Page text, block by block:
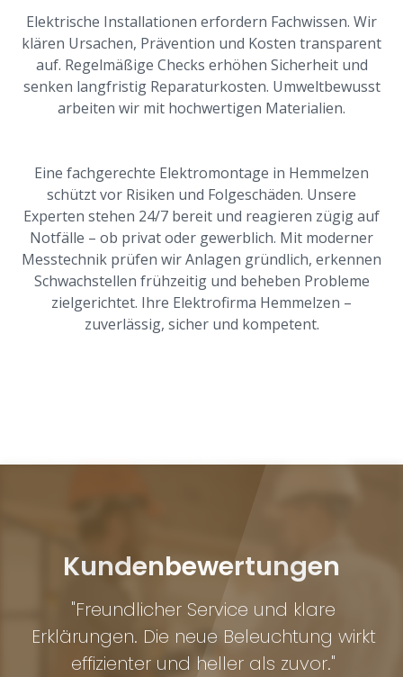
Elektrische Installationen erfordern Fachwissen. Wir
klären Ursachen, Prävention und Kosten transparent
auf. Regelmäßige Checks erhöhen Sicherheit und
senken langfristig Reparaturkosten. Umweltbewusst
arbeiten wir mit hochwertigen Materialien.
Eine fachgerechte Elektromontage in Hemmelzen
schützt vor Risiken und Folgeschäden. Unsere
Experten stehen 24/7 bereit und reagieren zügig auf
Notfälle – ob privat oder gewerblich. Mit moderner
Messtechnik prüfen wir Anlagen gründlich, erkennen
Schwachstellen frühzeitig und beheben Probleme
zielgerichtet. Ihre Elektrofirma Hemmelzen –
zuverlässig, sicher und kompetent.
Kundenbewertungen
"Freundlicher Service und klare
Erklärungen. Die neue Beleuchtung wirkt
effizienter und heller als zuvor."